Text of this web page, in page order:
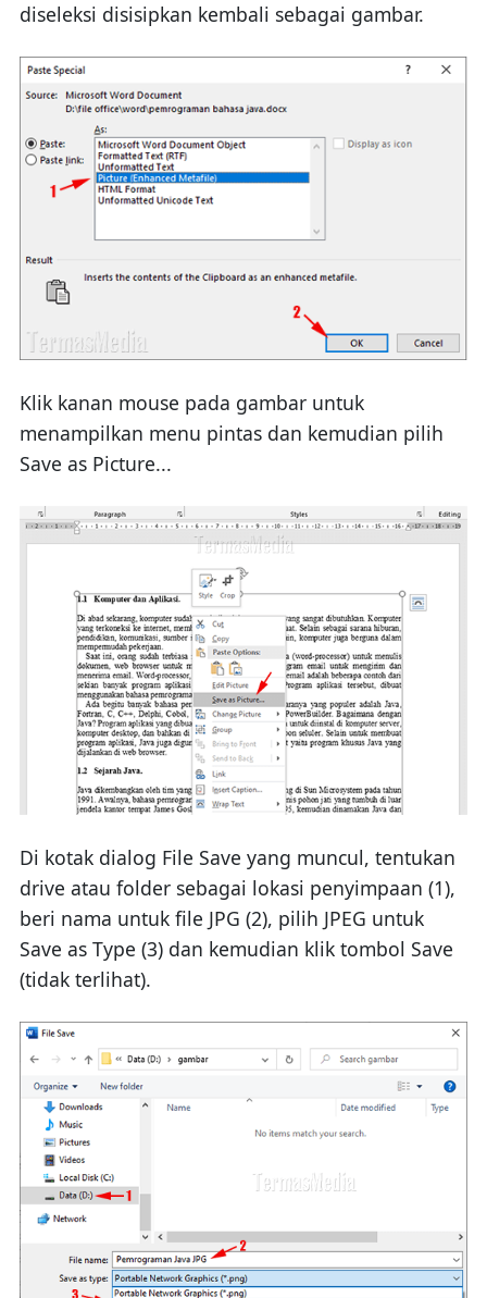
diseleksi disisipkan kembali sebagai gambar.
Klik kanan mouse pada gambar untuk
menampilkan menu pintas dan kemudian pilih
Save as Picture...
Di kotak dialog File Save yang muncul, tentukan
drive atau folder sebagai lokasi penyimpaan (1),
beri nama untuk file JPG (2), pilih JPEG untuk
Save as Type (3) dan kemudian klik tombol Save
(tidak terlihat).